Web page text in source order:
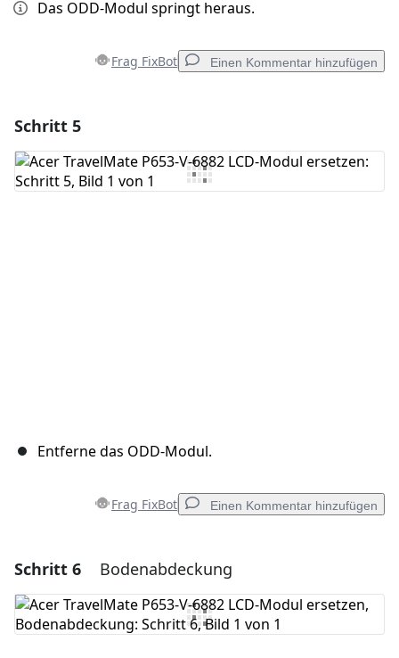
Das ODD-Modul springt heraus.
Frag FixBot Einen Kommentar hinzufügen
Kommentar hinzufügen
Schritt 5
Entferne das ODD-Modul.
Frag FixBot Einen Kommentar hinzufügen
Einen Kommentar hinzufügen
Kommentar hinzufügen
Schritt 6 Bodenabdeckung